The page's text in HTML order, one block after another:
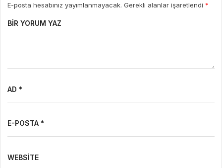
E-posta hesabınız yayımlanmayacak. Gerekli alanlar işaretlendi *
BIR YORUM YAZ
AD *
E-POSTA *
WEBSITE